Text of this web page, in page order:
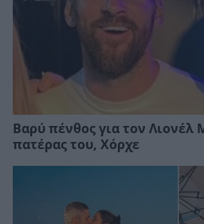
Βαρύ πένθος για τον Λιονέλ
πατέρας του, Χόρχε